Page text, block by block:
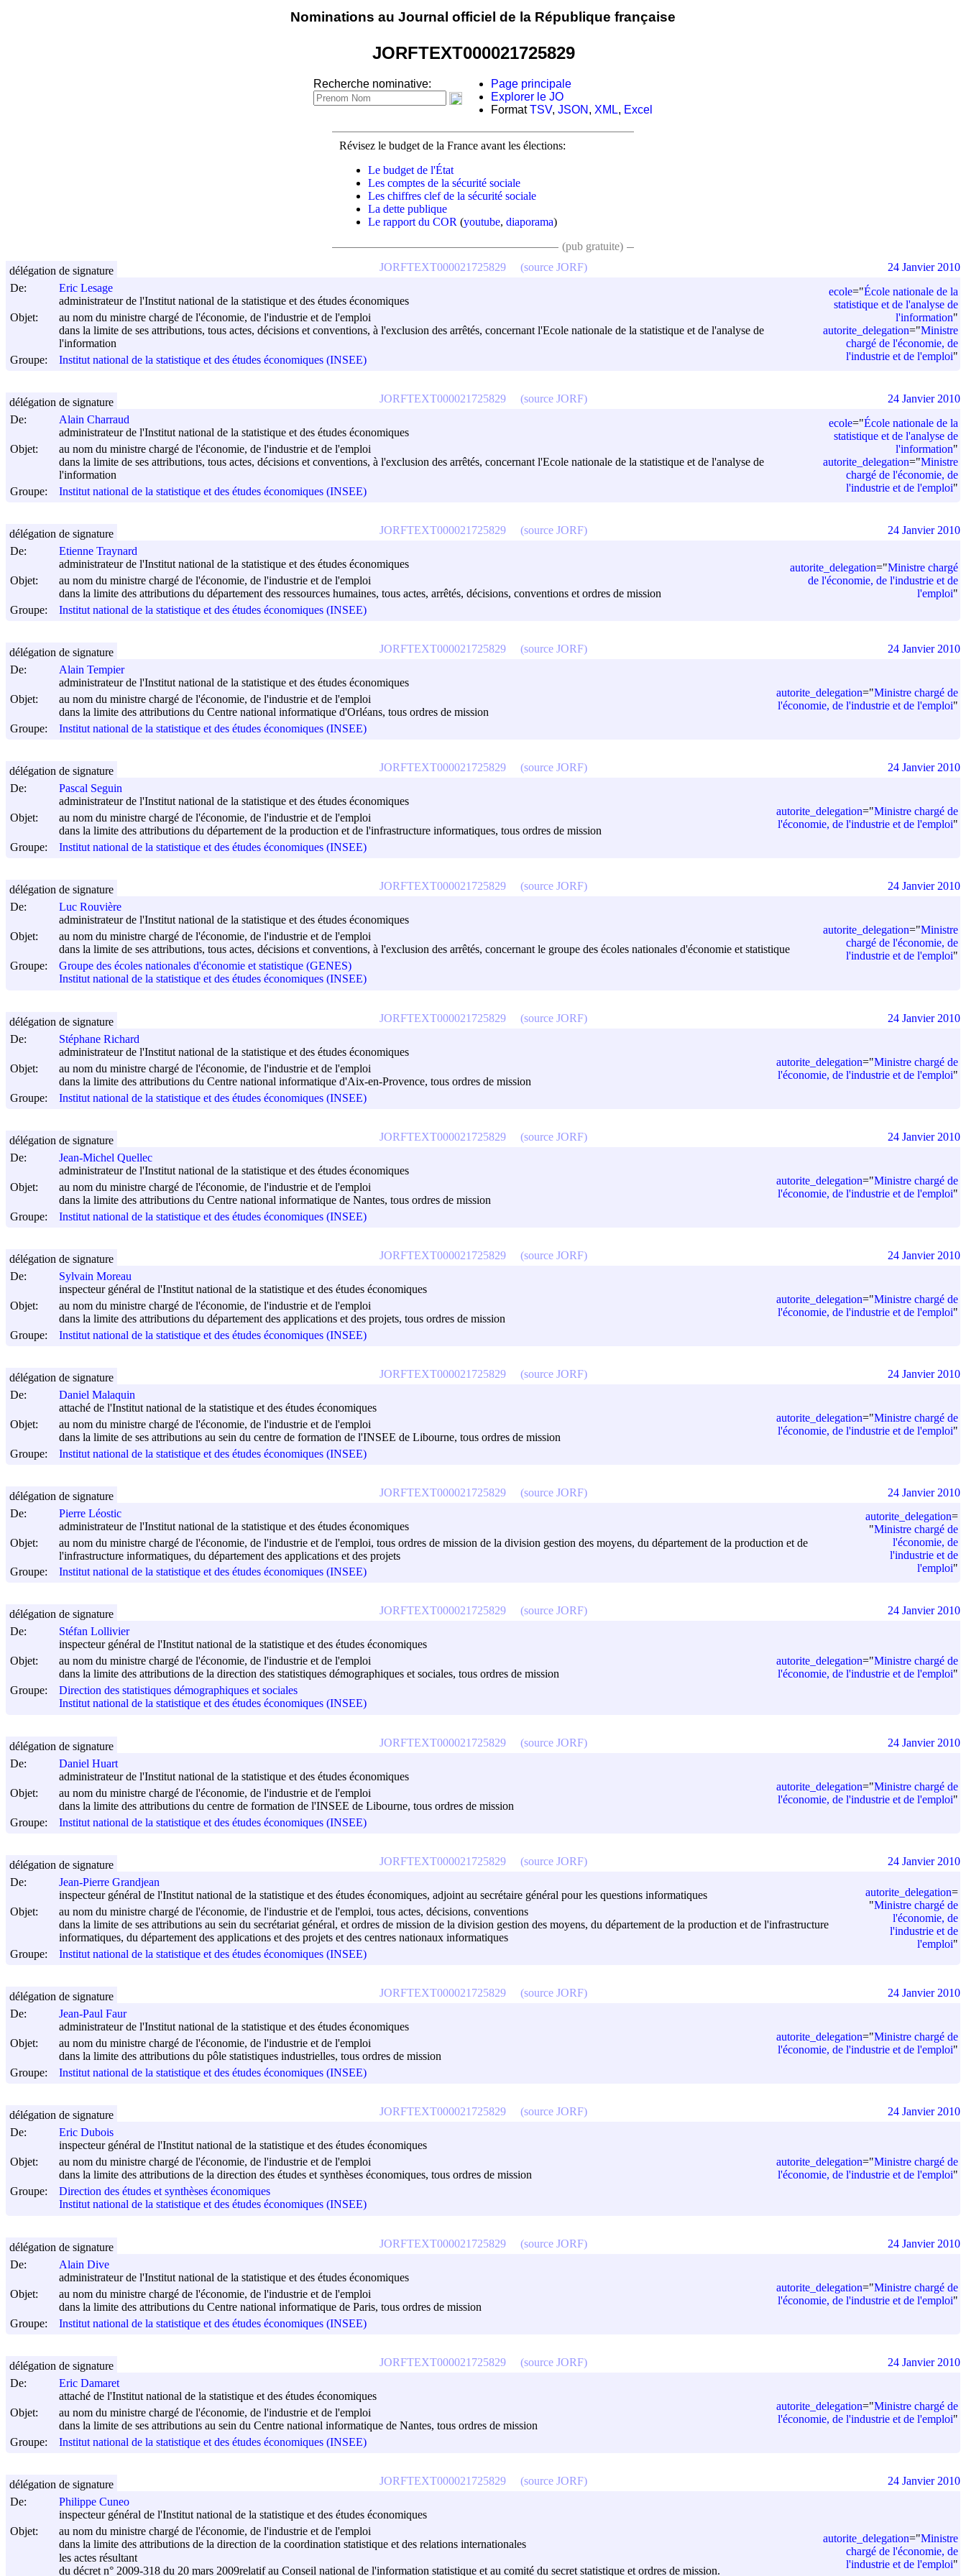
Nominations au Journal officiel de la République française
JORFTEXT000021725829
Recherche nominative:
Page principale
Explorer le JO
FormatTSV, JSON , XML, Excel
Révisez le budget de la France avant les élections:
Le budget de l'État
Les comptes de la sécurité sociale
Les chiffres clef de la sécurité sociale
La dette publique
Le rapport du COR (youtube, diaporama)
(pub gratuite)
De:
Eric Lesage
administrateur de l'Institut national de la statistique et des études économiques
Objet:
au nom du ministre chargé de l'économie, de l'industrie et de l'emploi
dans la limite de ses attributions, tous actes, décisions et conventions, à l'exclusion des arrêtés, concernant l'Ecole nationale de la statistique et de l'analyse de
l'information
Groupe:
Institut national de la statistique et des études économiques (INSEE)
ecole="École nationale de la
statistique et de l'analyse de
l'information"
autorite_delegation="Ministre
chargé de l'économie, de
l'industrie et de l'emploi"
JORFTEXT000021725829 (source JORF)
délégation de signature 24 Janvier 2010
De:
Alain Charraud
administrateur de l'Institut national de la statistique et des études économiques
Objet:
au nom du ministre chargé de l'économie, de l'industrie et de l'emploi
dans la limite de ses attributions, tous actes, décisions et conventions, à l'exclusion des arrêtés, concernant l'Ecole nationale de la statistique et de l'analyse de
l'information
Groupe:
Institut national de la statistique et des études économiques (INSEE)
ecole="École nationale de la
statistique et de l'analyse de
l'information"
autorite_delegation="Ministre
chargé de l'économie, de
l'industrie et de l'emploi"
JORFTEXT000021725829 (source JORF)
délégation de signature 24 Janvier 2010
De:
Etienne Traynard
administrateur de l'Institut national de la statistique et des études économiques
Objet:
au nom du ministre chargé de l'économie, de l'industrie et de l'emploi
dans la limite des attributions du département des ressources humaines, tous actes, arrêtés, décisions, conventions et ordres de mission
Groupe:
Institut national de la statistique et des études économiques (INSEE)
autorite_delegation="Ministre chargé
de l'économie, de l'industrie et de
l'emploi"
JORFTEXT000021725829 (source JORF)
délégation de signature 24 Janvier 2010
De:
Alain Tempier
administrateur de l'Institut national de la statistique et des études économiques
Objet:
au nom du ministre chargé de l'économie, de l'industrie et de l'emploi
dans la limite des attributions du Centre national informatique d'Orléans, tous ordres de mission
Groupe:
Institut national de la statistique et des études économiques (INSEE)
autorite_delegation="Ministre chargé de
l'économie, de l'industrie et de l'emploi"
JORFTEXT000021725829 (source JORF)
délégation de signature 24 Janvier 2010
De:
Pascal Seguin
administrateur de l'Institut national de la statistique et des études économiques
Objet:
au nom du ministre chargé de l'économie, de l'industrie et de l'emploi
dans la limite des attributions du département de la production et de l'infrastructure informatiques, tous ordres de mission
Groupe:
Institut national de la statistique et des études économiques (INSEE)
autorite_delegation="Ministre chargé de
l'économie, de l'industrie et de l'emploi"
JORFTEXT000021725829 (source JORF)
délégation de signature 24 Janvier 2010
De:
Luc Rouvière
administrateur de l'Institut national de la statistique et des études économiques
Objet:
au nom du ministre chargé de l'économie, de l'industrie et de l'emploi
dans la limite de ses attributions, tous actes, décisions et conventions, à l'exclusion des arrêtés, concernant le groupe des écoles nationales d'économie et statistique
Groupe:
Groupe des écoles nationales d'économie et statistique (GENES)
Institut national de la statistique et des études économiques (INSEE)
autorite_delegation="Ministre
chargé de l'économie, de
l'industrie et de l'emploi"
JORFTEXT000021725829 (source JORF)
délégation de signature 24 Janvier 2010
De:
Stéphane Richard
administrateur de l'Institut national de la statistique et des études économiques
Objet:
au nom du ministre chargé de l'économie, de l'industrie et de l'emploi
dans la limite des attributions du Centre national informatique d'Aix-en-Provence, tous ordres de mission
Groupe:
Institut national de la statistique et des études économiques (INSEE)
autorite_delegation="Ministre chargé de
l'économie, de l'industrie et de l'emploi"
JORFTEXT000021725829 (source JORF)
délégation de signature 24 Janvier 2010
De:
Jean-Michel Quellec
administrateur de l'Institut national de la statistique et des études économiques
Objet:
au nom du ministre chargé de l'économie, de l'industrie et de l'emploi
dans la limite des attributions du Centre national informatique de Nantes, tous ordres de mission
Groupe:
Institut national de la statistique et des études économiques (INSEE)
autorite_delegation="Ministre chargé de
l'économie, de l'industrie et de l'emploi"
JORFTEXT000021725829 (source JORF)
délégation de signature 24 Janvier 2010
De:
Sylvain Moreau
inspecteur général de l'Institut national de la statistique et des études économiques
Objet:
au nom du ministre chargé de l'économie, de l'industrie et de l'emploi
dans la limite des attributions du département des applications et des projets, tous ordres de mission
Groupe:
Institut national de la statistique et des études économiques (INSEE)
autorite_delegation="Ministre chargé de
l'économie, de l'industrie et de l'emploi"
JORFTEXT000021725829 (source JORF)
délégation de signature 24 Janvier 2010
De:
Daniel Malaquin
attaché de l'Institut national de la statistique et des études économiques
Objet:
au nom du ministre chargé de l'économie, de l'industrie et de l'emploi
dans la limite de ses attributions au sein du centre de formation de l'INSEE de Libourne, tous ordres de mission
Groupe:
Institut national de la statistique et des études économiques (INSEE)
autorite_delegation="Ministre chargé de
l'économie, de l'industrie et de l'emploi"
JORFTEXT000021725829 (source JORF)
délégation de signature 24 Janvier 2010
De:
Pierre Léostic
administrateur de l'Institut national de la statistique et des études économiques
Objet:
au nom du ministre chargé de l'économie, de l'industrie et de l'emploi, tous ordres de mission de la division gestion des moyens, du département de la production et de
l'infrastructure informatiques, du département des applications et des projets
Groupe:
Institut national de la statistique et des études économiques (INSEE)
autorite_delegation=
"Ministre chargé de
l'économie, de
l'industrie et de
l'emploi"
JORFTEXT000021725829 (source JORF)
délégation de signature 24 Janvier 2010
De:
Stéfan Lollivier
inspecteur général de l'Institut national de la statistique et des études économiques
Objet:
au nom du ministre chargé de l'économie, de l'industrie et de l'emploi
dans la limite des attributions de la direction des statistiques démographiques et sociales, tous ordres de mission
Groupe:
Direction des statistiques démographiques et sociales
Institut national de la statistique et des études économiques (INSEE)
autorite_delegation="Ministre chargé de
l'économie, de l'industrie et de l'emploi"
JORFTEXT000021725829 (source JORF)
délégation de signature 24 Janvier 2010
De:
Daniel Huart
administrateur de l'Institut national de la statistique et des études économiques
Objet:
au nom du ministre chargé de l'économie, de l'industrie et de l'emploi
dans la limite des attributions du centre de formation de l'INSEE de Libourne, tous ordres de mission
Groupe:
Institut national de la statistique et des études économiques (INSEE)
autorite_delegation="Ministre chargé de
l'économie, de l'industrie et de l'emploi"
JORFTEXT000021725829 (source JORF)
délégation de signature 24 Janvier 2010
De:
Jean-Pierre Grandjean
inspecteur général de l'Institut national de la statistique et des études économiques, adjoint au secrétaire général pour les questions informatiques
Objet:
au nom du ministre chargé de l'économie, de l'industrie et de l'emploi, tous actes, décisions, conventions
dans la limite de ses attributions au sein du secrétariat général, et ordres de mission de la division gestion des moyens, du département de la production et de l'infrastructure
informatiques, du département des applications et des projets et des centres nationaux informatiques
Groupe:
Institut national de la statistique et des études économiques (INSEE)
autorite_delegation=
"Ministre chargé de
l'économie, de
l'industrie et de
l'emploi"
JORFTEXT000021725829 (source JORF)
délégation de signature 24 Janvier 2010
De:
Jean-Paul Faur
administrateur de l'Institut national de la statistique et des études économiques
Objet:
au nom du ministre chargé de l'économie, de l'industrie et de l'emploi
dans la limite des attributions du pôle statistiques industrielles, tous ordres de mission
Groupe:
Institut national de la statistique et des études économiques (INSEE)
autorite_delegation="Ministre chargé de
l'économie, de l'industrie et de l'emploi"
JORFTEXT000021725829 (source JORF)
délégation de signature 24 Janvier 2010
De:
Eric Dubois
inspecteur général de l'Institut national de la statistique et des études économiques
Objet:
au nom du ministre chargé de l'économie, de l'industrie et de l'emploi
dans la limite des attributions de la direction des études et synthèses économiques, tous ordres de mission
Groupe:
Direction des études et synthèses économiques
Institut national de la statistique et des études économiques (INSEE)
autorite_delegation="Ministre chargé de
l'économie, de l'industrie et de l'emploi"
JORFTEXT000021725829 (source JORF)
délégation de signature 24 Janvier 2010
De:
Alain Dive
administrateur de l'Institut national de la statistique et des études économiques
Objet:
au nom du ministre chargé de l'économie, de l'industrie et de l'emploi
dans la limite des attributions du Centre national informatique de Paris, tous ordres de mission
Groupe:
Institut national de la statistique et des études économiques (INSEE)
autorite_delegation="Ministre chargé de
l'économie, de l'industrie et de l'emploi"
JORFTEXT000021725829 (source JORF)
délégation de signature 24 Janvier 2010
De:
Eric Damaret
attaché de l'Institut national de la statistique et des études économiques
Objet:
au nom du ministre chargé de l'économie, de l'industrie et de l'emploi
dans la limite de ses attributions au sein du Centre national informatique de Nantes, tous ordres de mission
Groupe:
Institut national de la statistique et des études économiques (INSEE)
autorite_delegation="Ministre chargé de
l'économie, de l'industrie et de l'emploi"
JORFTEXT000021725829 (source JORF)
délégation de signature 24 Janvier 2010
De:
Philippe Cuneo
inspecteur général de l'Institut national de la statistique et des études économiques
Objet:
au nom du ministre chargé de l'économie, de l'industrie et de l'emploi
dans la limite des attributions de la direction de la coordination statistique et des relations internationales
les actes résultant
du décret n° 2009-318 du 20 mars 2009relatif au Conseil national de l'information statistique et au comité du secret statistique et ordres de mission.
autorite_delegation="Ministre
chargé de l'économie, de
l'industrie et de l'emploi"
JORFTEXT000021725829 (source JORF)
délégation de signature 24 Janvier 2010